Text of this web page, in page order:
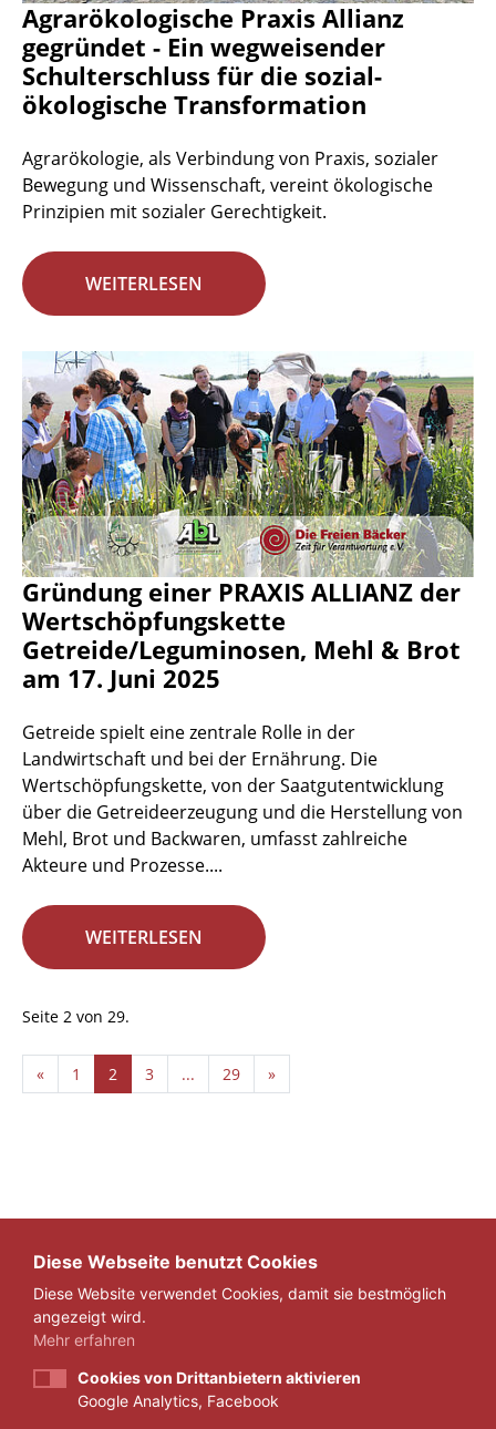
Agrarökologische Praxis Allianz
gegründet - Ein wegweisender
Schulterschluss für die sozial-
ökologische Transformation
Agrarökologie, als Verbindung von Praxis, sozialer
Bewegung und Wissenschaft, vereint ökologische
Prinzipien mit sozialer Gerechtigkeit.
WEITERLESEN
Gründung einer PRAXIS ALLIANZ der
Wertschöpfungskette
Getreide/Leguminosen, Mehl & Brot
am 17. Juni 2025
Getreide spielt eine zentrale Rolle in der
Landwirtschaft und bei der Ernährung. Die
Wertschöpfungskette, von der Saatgutentwicklung
über die Getreideerzeugung und die Herstellung von
Mehl, Brot und Backwaren, umfasst zahlreiche
Akteure und Prozesse....
WEITERLESEN
Seite 2 von 29.
« 1 2 3 ... 29 »
Diese Webseite benutzt Cookies
Diese Website verwendet Cookies, damit sie bestmöglich
angezeigt wird.
Mehr erfahren
Cookies von Drittanbietern aktivieren
Google Analytics, Facebook